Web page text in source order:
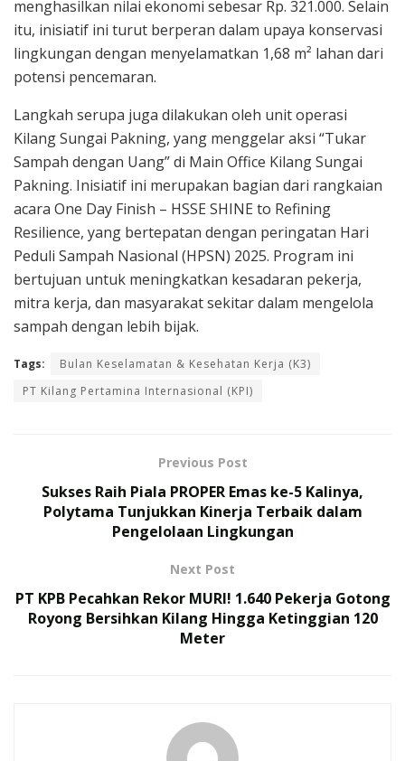
menghasilkan nilai ekonomi sebesar Rp. 321.000. Selain
itu, inisiatif ini turut berperan dalam upaya konservasi
lingkungan dengan menyelamatkan 1,68 m² lahan dari
potensi pencemaran.
Langkah serupa juga dilakukan oleh unit operasi
Kilang Sungai Pakning, yang menggelar aksi “Tukar
Sampah dengan Uang” di Main Office Kilang Sungai
Pakning. Inisiatif ini merupakan bagian dari rangkaian
acara One Day Finish – HSSE SHINE to Refining
Resilience, yang bertepatan dengan peringatan Hari
Peduli Sampah Nasional (HPSN) 2025. Program ini
bertujuan untuk meningkatkan kesadaran pekerja,
mitra kerja, dan masyarakat sekitar dalam mengelola
sampah dengan lebih bijak.
Tags:
Bulan Keselamatan & Kesehatan Kerja (K3)
PT Kilang Pertamina Internasional (KPI)
Previous Post
Sukses Raih Piala PROPER Emas ke-5 Kalinya,
Polytama Tunjukkan Kinerja Terbaik dalam
Pengelolaan Lingkungan
Next Post
PT KPB Pecahkan Rekor MURI! 1.640 Pekerja Gotong
Royong Bersihkan Kilang Hingga Ketinggian 120
Meter